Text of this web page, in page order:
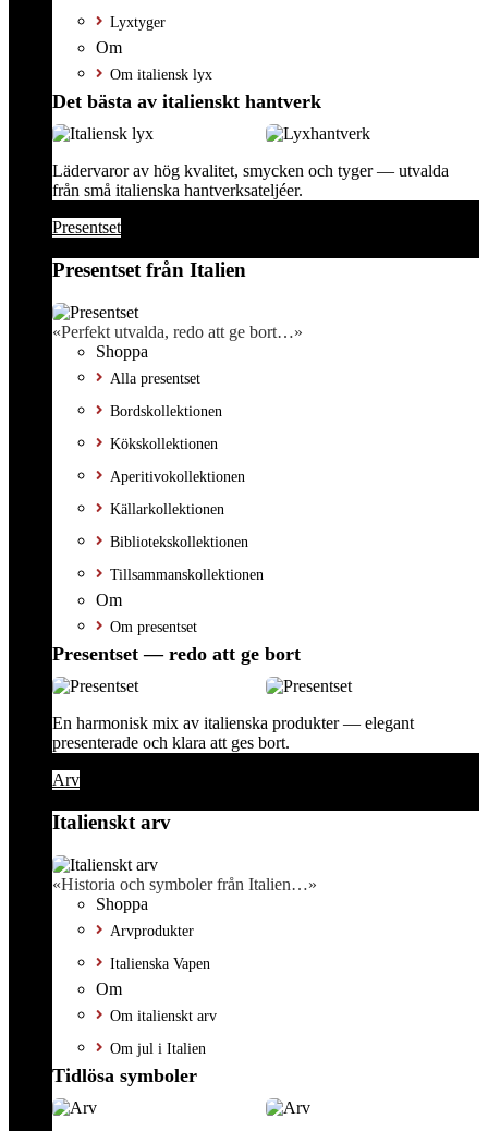
Lyxtyger
Om
Om italiensk lyx
Det bästa av italienskt hantverk
Lädervaror av hög kvalitet, smycken och tyger — utvalda
från små italienska hantverksateljéer.
Presentset
Presentset från Italien
«Perfekt utvalda, redo att ge bort…»
Shoppa
Alla presentset
Bordskollektionen
Kökskollektionen
Aperitivokollektionen
Källarkollektionen
Bibliotekskollektionen
Tillsammanskollektionen
Om
Om presentset
Presentset — redo att ge bort
En harmonisk mix av italienska produkter — elegant
presenterade och klara att ges bort.
Arv
Italienskt arv
«Historia och symboler från Italien…»
Shoppa
Arvprodukter
Italienska Vapen
Om
Om italienskt arv
Om jul i Italien
Tidlösa symboler